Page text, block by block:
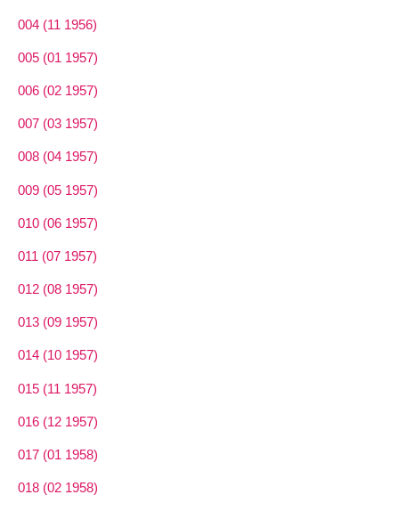
004 (11 1956)
005 (01 1957)
006 (02 1957)
007 (03 1957)
008 (04 1957)
009 (05 1957)
010 (06 1957)
011 (07 1957)
012 (08 1957)
013 (09 1957)
014 (10 1957)
015 (11 1957)
016 (12 1957)
017 (01 1958)
018 (02 1958)